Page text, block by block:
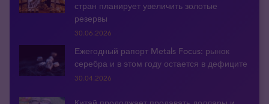
стран планирует увеличить золотые
резервы
30.06.2026
Ежегодный рапорт Metals Focus: рынок
серебра и в этом году остается в дефиците
30.04.2026